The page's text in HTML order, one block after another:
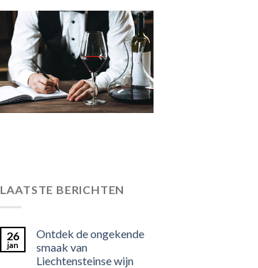
LAATSTE BERICHTEN
26
jan
Ontdek de ongekende
smaak van
Liechtensteinse wijn